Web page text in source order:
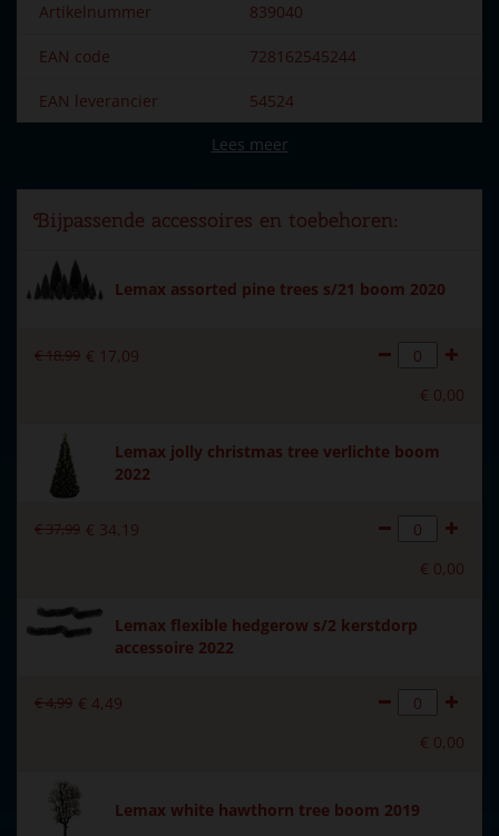
Artikelnummer 839040
EAN code 728162545244
EAN leverancier 54524
Lemax
Dorpsnaam General
Locatie 111-B
Introductiejaar 2025
Met beweging
Voeding batterijen 3xAA (excl.)
Materiaal
Hoogte in cm
Aantal lampjes
Lees meer
Bijpassende accessoires en toebehoren:
Lemax assorted pine trees s/21 boom 2020
€18,99 € 17,09
€ 0,00
Lemax jolly christmas tree verlichte boom
2022
€37,99 € 34, 19
€ 0,00
Lemax flexible hedgerow s/2 kerstdorp
accessoire 2022
€4,99 € 4,49
€ 0,00
Lemax white hawthorn tree boom 2019